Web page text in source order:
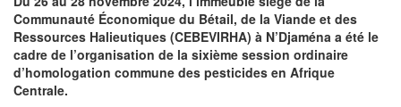
EN
ZONE
CEMAC
Communauté Économique du Bétail, de la Viande et des
Ressources Halieutiques (CEBEVIRHA) à N’Djaména a été le
cadre de l’organisation de la sixième session ordinaire
d’homologation commune des pesticides en Afrique
Centrale.